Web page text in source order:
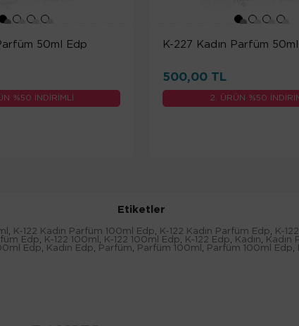
50ml Edp
%50 İNDİRİMLİ
K-227 Kadın Parfüm
500,00 TL
2. ÜRÜN %50
Etiketler
K-122 Kadın Parfüm 100ml Edp K-122 Kadın Parfüm Edp K-
Edp K-122 100ml K-122 100ml Edp K-122 Edp Kadın Kadın
Edp Kadın Edp Parfüm Parfüm 100ml Parfüm 100ml Edp